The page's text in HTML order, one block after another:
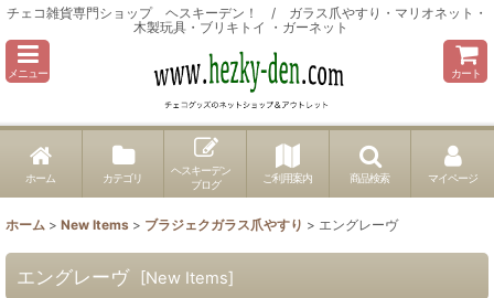
チェコ雑貨専門ショップ ヘスキーデン！ / ガラス爪やすり・マリオネット・
木製玩具・ブリキトイ ・ガーネット
メニュー カート
ホーム カテゴリ
ヘスキーデン
ブログ
ご利用案内 商品検索 マイページ
ホーム > New Items > ブラジェクガラス爪やすり > エングレーヴ
エングレーヴ [New Items]